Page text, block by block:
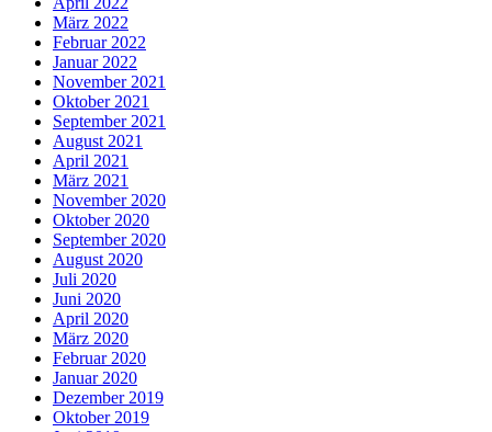
März 2022
Februar 2022
Januar 2022
November 2021
Oktober 2021
September 2021
August 2021
April 2021
März 2021
November 2020
Oktober 2020
September 2020
August 2020
Juli 2020
Juni 2020
April 2020
März 2020
Februar 2020
Januar 2020
Dezember 2019
Oktober 2019